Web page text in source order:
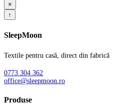
×
↑
SleepMoon
Textile pentru casă, direct din fabrică
0773 304 362
office@sleepmoon.ro
Produse